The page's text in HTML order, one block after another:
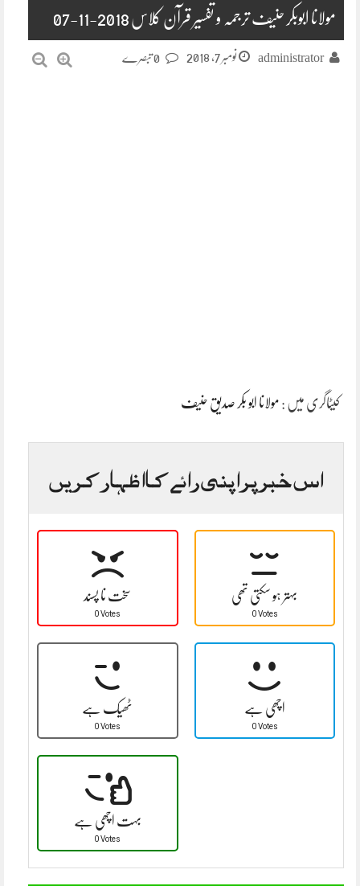
مولانا ابوبکر حنیف ترجمہ و تفسیر قرآن کلاس 2018-11-07
administrator نومبر 7, 2018
کیٹاگری میں : مولانا ابو بکر صدیق حنیف
اس خبر پر اپنی رائے کا اظہار کریں
سخت نا پسند
0 Votes
بہتر ہو سکتی تھی
0 Votes
ٹھیک ہے
0 Votes
اچھی ہے
0 Votes
بہت اچھی ہے
0 Votes